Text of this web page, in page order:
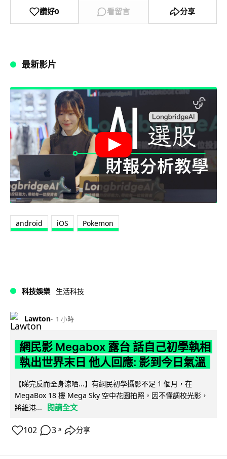
讚好0 看留言 分享
最新影片
android iOS Pokemon
科技娛樂 生活科技
Lawton 1 小時
網民影 Megabox 露台 話自己初學執相
執出世界末日 他人回應: 影到今日氣溫
【睇完反而全身涼哂...】有網民初學攝影不足 1 個月，在
MegaBox 18 樓 Mega Sky 空中花園拍照，因不懂調校光影，
將維港...
閱讀全文
102 3 ↗ 分享